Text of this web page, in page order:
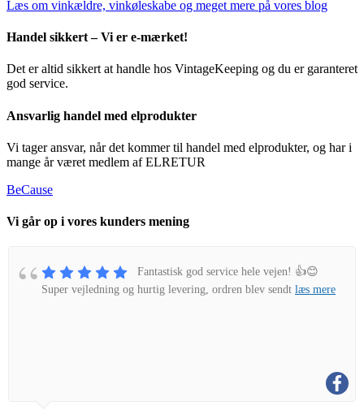
Læs om vinkældre, vinkøleskabe og meget mere på vores blog
Handel sikkert – Vi er e-mærket!
Det er altid sikkert at handle hos VintageKeeping og du er garanteret
god service.
Ansvarlig handel med elprodukter
Vi tager ansvar, når det kommer til handel med elprodukter, og har i
mange år været medlem af ELRETUR
BeCause
Vi går op i vores kunders mening
Fantastisk god service hele vejen! 👍😊
Super vejledning og hurtig levering, ordren blev sendt læs mere